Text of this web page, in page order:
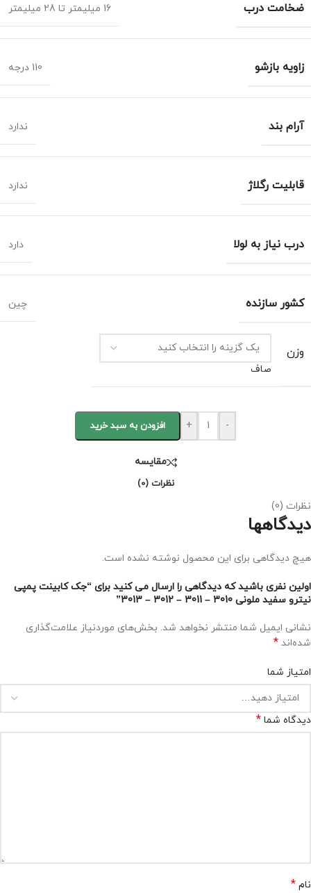
ضخامت درب 16 میلیمتر تا 28 میلیمتر
زاویه بازشو 110 درجه
آرام بند ندارد
قابلیت رگلاژ ندارد
درب نیاز به لولا دارد
کشور سازنده چین
وزن
صاف
-
+ افزودن به سبد خرید
مقايسه
نظرات (0)
نظرات (0)
دیدگاهها
هیچ دیدگاهی برای این محصول نوشته نشده است.
اولین نفری باشید که دیدگاهی را ارسال می کنید برای “جک کابینت پمپی
نیترو سفید ملونی 3010 – 3011 – 3012 – 3013”
نشانی ایمیل شما منتشر نخواهد شد. بخش‌های موردنیاز علامت‌گذاری
شده‌اند *
امتیاز شما
دیدگاه شما *
نام *